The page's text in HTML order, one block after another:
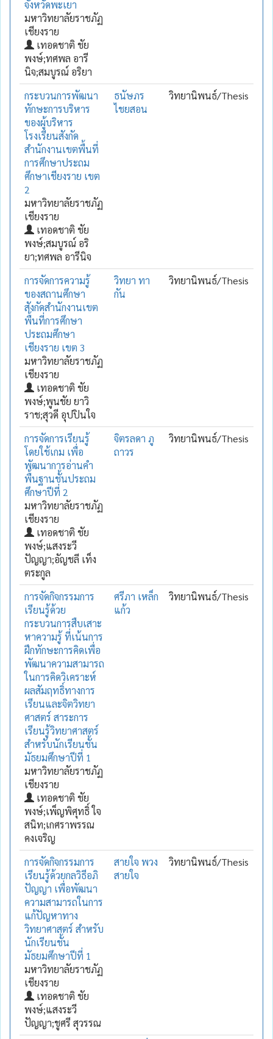
จังหวัดพะเยา
มหาวิทยาลัยราชภัฏ
เชียงราย
เทอดชาติ ชัย
พงษ์;ทศพล อารี
นิจ;สมบูรณ์ อริยา
กระบวนการพัฒนา
ทักษะการบริหาร
ของผู้บริหาร
โรงเรียนสังกัด
สำนักงานเขตพื้นที่
การศึกษาประถม
ศึกษาเชียงราย เขต
2
มหาวิทยาลัยราชภัฏ
เชียงราย
เทอดชาติ ชัย
พงษ์;สมบูรณ์ อริ
ยา;ทศพล อารีนิจ
ธนัษภร
ไชยสอน
วิทยานิพนธ์/Thesis
การจัดการความรู้
ของสถานศึกษา
สังกัดสำนักงานเขต
พื้นที่การศึกษา
ประถมศึกษา
เชียงราย เขต 3
มหาวิทยาลัยราชภัฏ
เชียงราย
เทอดชาติ ชัย
พงษ์;พูนชัย ยาวิ
ราช;สุวดี อุปปินใจ
วิทยา ทา
กัน
วิทยานิพนธ์/Thesis
การจัดการเรียนรู้
โดยใช้เกม เพื่อ
พัฒนาการอ่านคำ
พื้นฐานชั้นประถม
ศึกษาปีที่ 2
มหาวิทยาลัยราชภัฏ
เชียงราย
เทอดชาติ ชัย
พงษ์;แสงระวี
ปัญญา;อัญชลี เท็ง
ตระกูล
จิตรลดา ภู
ถาวร
วิทยานิพนธ์/Thesis
การจัดกิจกรรมการ
เรียนรู้ด้วย
กระบวนการสืบเสาะ
หาความรู้ ที่เน้นการ
ฝึกทักษะการคิดเพื่อ
พัฒนาความสามารถ
ในการคิดวิเคราะห์
ผลสัมฤทธิ์ทางการ
เรียนและจิตวิทยา
ศาสตร์ สาระการ
เรียนรู้วิทยาศาสตร์
สำหรับนักเรียนชั้น
มัธยมศึกษาปีที่ 1
มหาวิทยาลัยราชภัฏ
เชียงราย
เทอดชาติ ชัย
พงษ์;เพ็ญพิศุทธิ์ ใจ
สนิท;เกศราพรรณ
คงเจริญ
ศรีภา เหล็ก
แก้ว
วิทยานิพนธ์/Thesis
การจัดกิจกรรมการ
เรียนรู้ด้วยกลวิธีอภิ
ปัญญา เพื่อพัฒนา
ความสามารถในการ
แก้ปัญหาทาง
วิทยาศาสตร์ สำหรับ
นักเรียนชั้น
มัธยมศึกษาปีที่ 1
มหาวิทยาลัยราชภัฏ
เชียงราย
เทอดชาติ ชัย
พงษ์;แสงระวี
ปัญญา;ชูศรี สุวรรณ
สายใจ พวง
สายใจ
วิทยานิพนธ์/Thesis